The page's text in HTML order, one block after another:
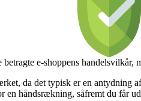
e-shoppens handelsvilkår,
da det typisk er en
en håndsrækning, såfremt du får